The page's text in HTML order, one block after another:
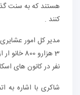
هستند که به سنت
کنند .
نفر در کانون های